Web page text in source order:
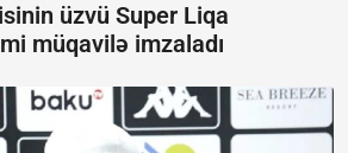
üzvü Super Liqa
müqavilə imzaladı